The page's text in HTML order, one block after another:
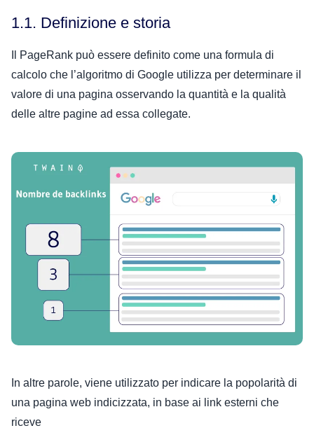
1.1. Definizione e storia
Il PageRank può essere definito come una formula di
calcolo che l’algoritmo di Google utilizza per determinare il
valore di una pagina osservando la quantità e la qualità
delle altre pagine ad essa collegate.
In altre parole, viene utilizzato per indicare la popolarità di
una pagina web indicizzata, in base ai link esterni che
riceve